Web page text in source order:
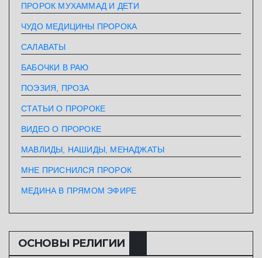
ПРОРОК МУХАММАД И ДЕТИ
ЧУДО МЕДИЦИНЫ ПРОРОКА
САЛАВАТЫ
БАБОЧКИ В РАЮ
ПОЭЗИЯ, ПРОЗА
СТАТЬИ О ПРОРОКЕ
ВИДЕО О ПРОРОКЕ
МАВЛИДЫ, НАШИДЫ, МЕНАДЖАТЫ
МНЕ ПРИСНИЛСЯ ПРОРОК
МЕДИНА В ПРЯМОМ ЭФИРЕ
ОСНОВЫ РЕЛИГИИ